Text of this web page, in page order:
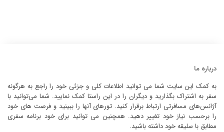
درباره ما
به کمک این سایت شما می توانید اطلاعات کلی و جزئی خود را راجع به هرگونه
سفر به اشتراک بگذارید و دیگران را در این راستا کمک نمایید. شما می‌توانید با
آژانس‌های مسافرتی ارتباط برقرار کنید. تورهای آنها را ببینید و فرصت های خود
را برحسب نیاز خود تغییر دهید. همچنین می توانید برای خود برنامه سفری
مطابق با سلیقه خود داشته باشید.